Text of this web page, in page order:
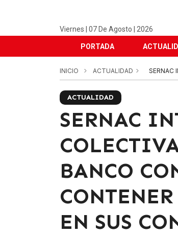
Viernes | 07 De Agosto | 2026
PORTADA
INICIO ACTUALIDAD SERNAC
ACTUALIDAD
SERNAC
BANCO
EN SUS